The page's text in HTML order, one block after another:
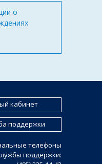
о
кабинет
поддержки
телефоны
поддержки: